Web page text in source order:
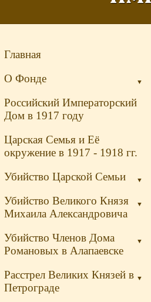
Главная
▼
О Фонде
Российский Императорский
Дом в 1917 году
Царская Семья и Её
окружение в 1917 - 1918 гг.
▼
Убийство Царской Семьи
▼
Убийство Великого Князя
Михаила Александровича
▼
Убийство Членов Дома
Романовых в Алапаевске
▼
Расстрел Великих Князей в
Петрограде